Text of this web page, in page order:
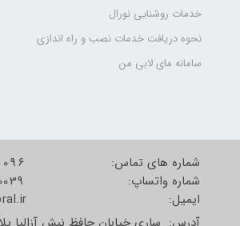
خدمات روشنایی نورال
نحوه دریافت خدمات نصب و راه اندازی
سامانه مای لابی من
شماره های تماس:
شماره واتساپ:
​​​​​​​ایمیل: